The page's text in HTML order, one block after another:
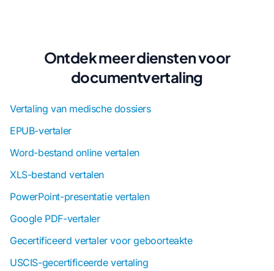
Ontdek meer diensten voor
documentvertaling
Vertaling van medische dossiers
EPUB-vertaler
Word-bestand online vertalen
XLS-bestand vertalen
PowerPoint-presentatie vertalen
Google PDF-vertaler
Gecertificeerd vertaler voor geboorteakte
USCIS-gecertificeerde vertaling